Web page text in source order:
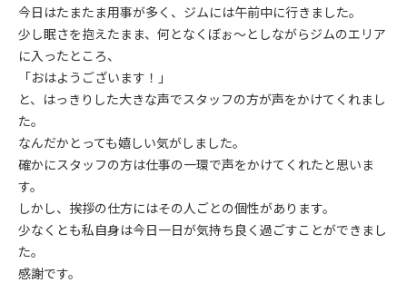
今日はたまたま用事が多く、ジムには午前中に行きました。
少し眠さを抱えたまま、何となくぼぉ～としながらジムのエリア
に入ったところ、
「おはようございます！」
と、はっきりした大きな声でスタッフの方が声をかけてくれまし
た。
なんだかとっても嬉しい気がしました。
確かにスタッフの方は仕事の一環で声をかけてくれたと思いま
す。
しかし、挨拶の仕方にはその人ごとの個性があります。
少なくとも私自身は今日一日が気持ち良く過ごすことができまし
た。
感謝です。